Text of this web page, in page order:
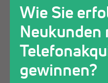
Wie Sie
Neukunden
gewinnen?